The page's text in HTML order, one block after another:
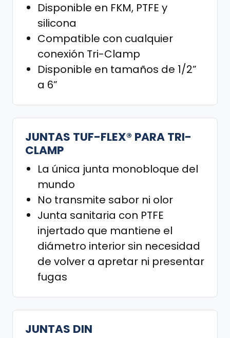
Disponible en FKM, PTFE y
silicona
Compatible con cualquier
conexión Tri-Clamp
Disponible en tamaños de 1/2”
a 6”
JUNTAS TUF-FLEX® PARA TRI-
CLAMP
La única junta monobloque del
mundo
No transmite sabor ni olor
Junta sanitaria con PTFE
injertado que mantiene el
diámetro interior sin necesidad
de volver a apretar ni presentar
fugas
JUNTAS DIN